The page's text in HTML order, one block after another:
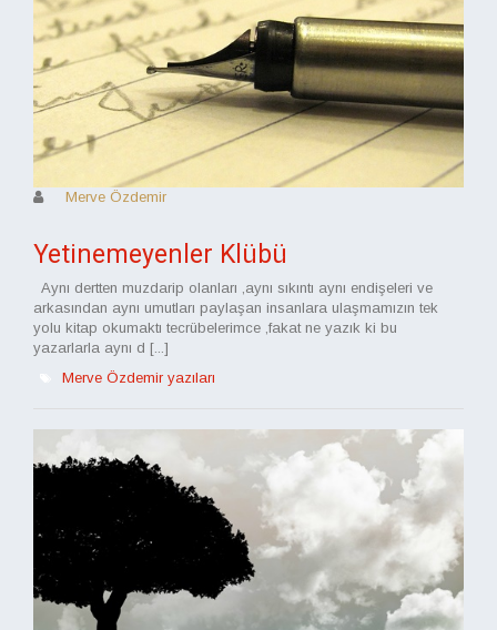
Merve Özdemir
Yetinemeyenler Klübü
Aynı dertten muzdarip olanları ,aynı sıkıntı aynı endişeleri ve
arkasından aynı umutları paylaşan insanlara ulaşmamızın tek
yolu kitap okumaktı tecrübelerimce ,fakat ne yazık ki bu
yazarlarla aynı d [...]
Merve Özdemir yazıları